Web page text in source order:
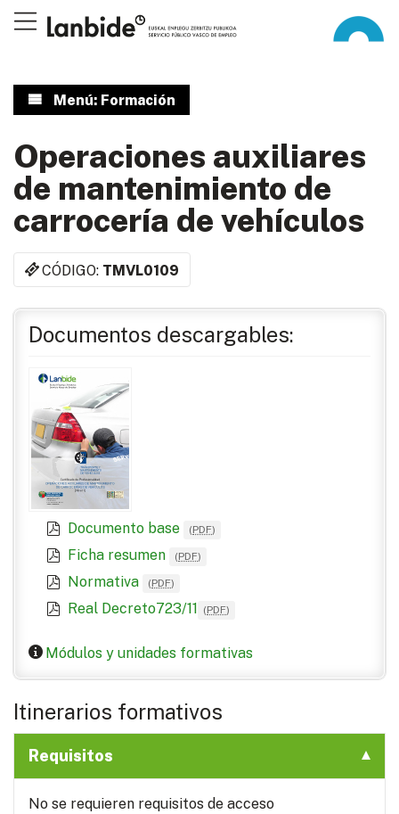
Menú: Formación
Operaciones auxiliares
de mantenimiento de
carrocería de vehículos
CÓDIGO: TMVL0109
Documentos descargables:
Documento base (PDF)
Ficha resumen (PDF)
Normativa (PDF)
Real Decreto723/11 (PDF)
Módulos y unidades formativas
Itinerarios formativos
Requisitos
No se requieren requisitos de acceso